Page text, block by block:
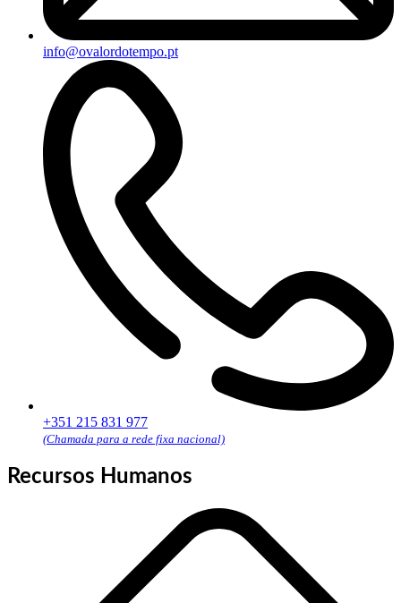
info@ovalordotempo.pt
+351 215 831 977
(Chamada para a rede fixa nacional)
Recursos Humanos